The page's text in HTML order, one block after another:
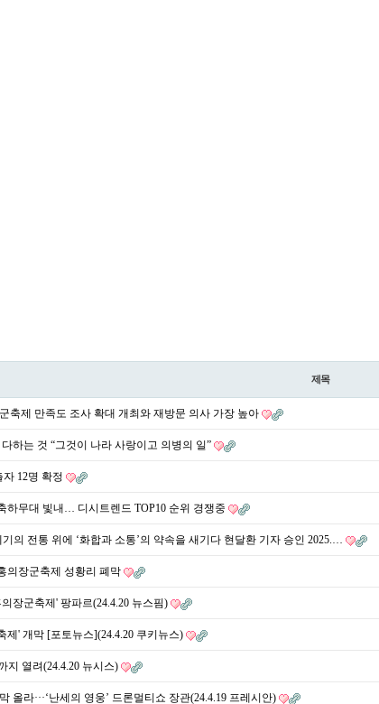
제목
축제 만족도 조사 확대 개최와 재방문 의사 가장 높아
하는 것 “그것이 나라 사랑이고 의병의 일”
12명 확정
하무대 빛내… 디시트렌드 TOP10 순위 경쟁중
의 전통 위에 ‘화합과 소통’의 약속을 새기다 현달환 기자 승인 2025.…
의장군축제 성황리 폐막
장군축제' 팡파르(24.4.20 뉴스핌)
제' 개막 [포토뉴스](24.4.20 쿠키뉴스)
지 열려(24.4.20 뉴시스)
올라···‘난세의 영웅’ 드론멀티쇼 장관(24.4.19 프레시안)